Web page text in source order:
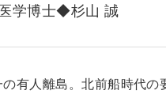
学博士◆杉山 誠
有人離島。北前船時代の